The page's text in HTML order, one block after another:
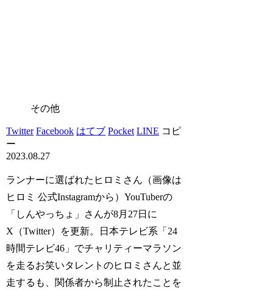
その他
Twitter Facebook はてブ Pocket LINE コピ
ー
2023.08.27
ランナーに選ばれたヒロミさん（画像は
ヒロミ 公式Instagramから）YouTuberの
「しんやっちょ」さんが8月27日に
X（Twitter）を更新。日本テレビ系「24
時間テレビ46」でチャリティーマラソン
を走るお笑いタレントのヒロミさんと並
走するも、関係者から制止されたことを